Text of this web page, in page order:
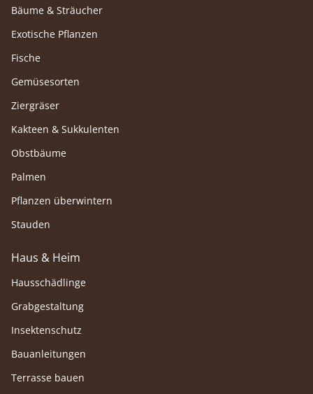
Bäume & Sträucher
Exotische Pflanzen
Fische
Gemüsesorten
Ziergräser
Kakteen & Sukkulenten
Obstbäume
Palmen
Pflanzen überwintern
Stauden
Haus & Heim
Hausschädlinge
Grabgestaltung
Insektenschutz
Bauanleitungen
Terrasse bauen